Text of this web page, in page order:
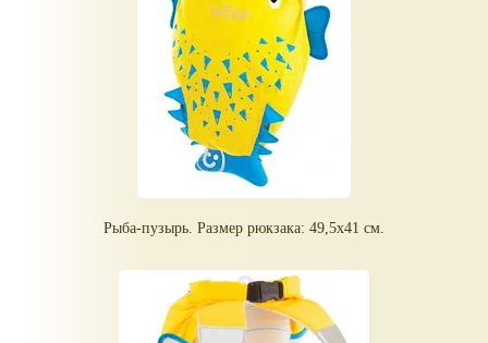
Рыба-пузырь. Размер рюкзака: 49,5х41 см.